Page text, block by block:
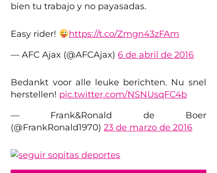
bien tu trabajo y no payasadas.
Easy rider!
https://t.co/Zmgn43zFAm
— AFC Ajax (@AFCAjax) 6 de abril de 2016
Bedankt voor alle leuke berichten. Nu snel
herstellen! pic.twitter.com/NSNUsqFC4b
— Frank&Ronald de Boer
(@FrankRonald1970)23 de marzo de 2016